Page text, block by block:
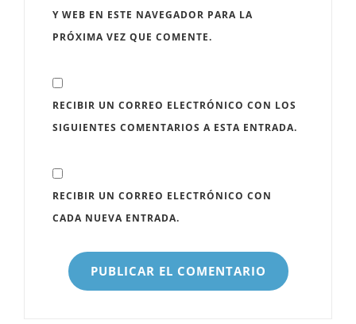
Y WEB EN ESTE NAVEGADOR PARA LA
PRÓXIMA VEZ QUE COMENTE.
RECIBIR UN CORREO ELECTRÓNICO CON LOS
SIGUIENTES COMENTARIOS A ESTA ENTRADA.
RECIBIR UN CORREO ELECTRÓNICO CON
CADA NUEVA ENTRADA.